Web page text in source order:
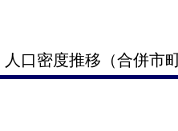
口密度推移（合併市